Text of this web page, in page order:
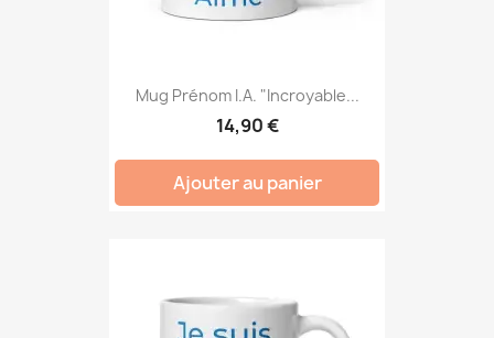
Mug Prénom I.A. "Incroyable...
14,90 €
Ajouter au panier